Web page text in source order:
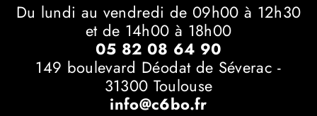
Du lundi au vendredi de 09h00 à 12h30
et de 14h00 à 18h00
05 82 08 64 90
149 boulevard Déodat de Séverac -
31300 Toulouse
info@c6bo.fr